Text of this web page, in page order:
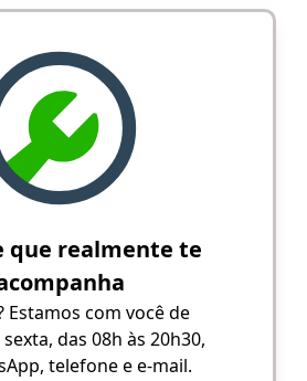
que realmente te
Estamos com você de
das 08h às 20h30,
telefone e e-mail.